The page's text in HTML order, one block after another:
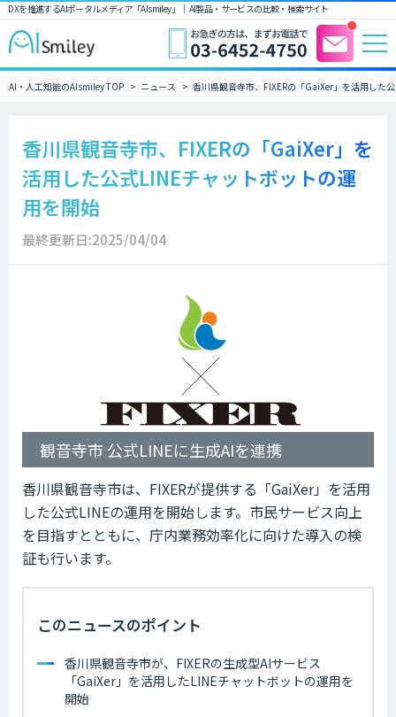
DXを推進するAIポータルメディア「AIsmiley」｜ AI製品・サービスの比較・検索サイト
AI・人工知能のAIsmiley TOP ニュース 香川県観音寺市、FIXERの「GaiXer」を活用した
香川県観音寺市、FIXERの「GaiXer」を
活用した公式LINEチャットボットの運
用を開始
最終更新日:2025/04/04
観音寺市 公式LINEに生成AIを連携
香川県観音寺市は、FIXERが提供する「GaiXer」を活用
した公式LINEの運用を開始します。市民サービス向上
を目指すとともに、庁内業務効率化に向けた導入の検
証も行います。
このニュースのポイント
香川県観音寺市が、FIXERの生成型AIサービス
「GaiXer」を活用したLINEチャットボットの運用を
開始